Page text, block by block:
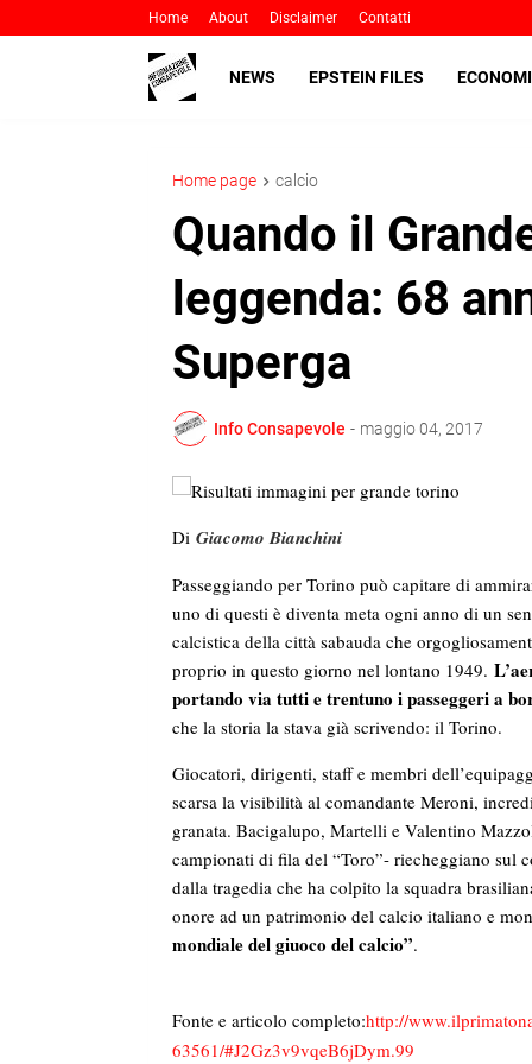
Home About Disclaimer Contatti
NEWS EPSTEIN FILES
Home page calcio
Quando il
leggenda: 68
Superga
Info Consapevole - maggio 04, 2017
Di Giacomo Bianchini
Passeggiando per Torino può capitare di
uno di questi è diventa meta ogni anno di un
calcistica della città sabauda che
proprio in questo giorno nel lontano 1949.
portando via tutti e trentuno i passeggeri a
che la storia la stava già scrivendo: il Torino.
Giocatori, dirigenti, staff e membri
scarsa la visibilità al comandante Meroni,
granata. Bacigalupo, Martelli e Valentino
campionati di fila del “Toro”- riecheggiano sul
dalla tragedia che ha colpito la squadra
onore ad un patrimonio del calcio italiano e
mondiale del giuoco del calcio”.
Fonte e articolo completo:http://
63561/#J2Gz3v9vqeB6jDym.99